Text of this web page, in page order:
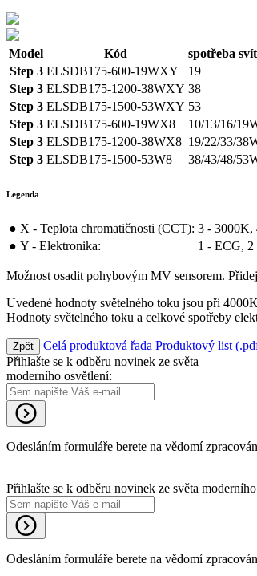
Model Kód spotřeba
Step 3 ELSDB175-600-19WXY 19
Step 3 ELSDB175-1200-38WXY 38
Step 3 ELSDB175-1500-53WXY 53
Step 3 ELSDB175-600-19WX8 10/13/16/
Step 3 ELSDB175-1200-38WX8 19/22/33/
Step 3 ELSDB175-1500-53W8 38/43/48/
Legenda
● X - Teplota chromatičnosti (CCT): 3 - 3000K,
● Y - Elektronika: 1 - ECG,
Možnost osadit pohybovým MV sensorem.
Uvedené hodnoty světelného toku jsou při
Hodnoty světelného toku a celkové spotřeby
Zpět Celá produktová řada Produktový list
Přihlašte se k odběru novinek ze světa
moderního osvětlení:
Odesláním formuláře berete na vědomí
Přihlašte se k odběru novinek ze světa
Odesláním formuláře berete na vědomí